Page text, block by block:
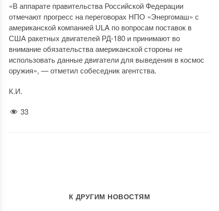
«В аппарате правительства Российской Федерации
отмечают прогресс на переговорах НПО «Энергомаш» с
американской компанией ULA по вопросам поставок в
США ракетных двигателей РД-180 и принимают во
внимание обязательства американской стороны не
использовать данные двигатели для выведения в космос
оружия», — отметил собеседник агентства.
К.И.
33
К ДРУГИМ НОВОСТЯМ